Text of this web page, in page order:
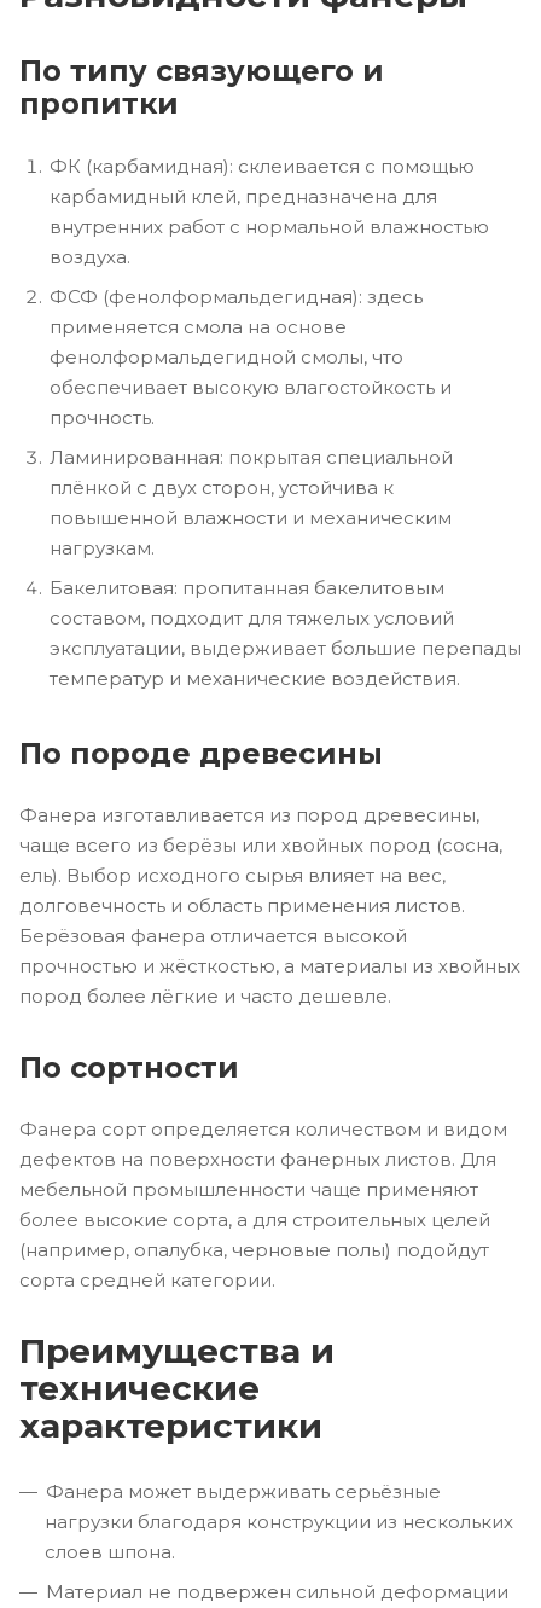
По типу связующего и
пропитки
ФК (карбамидная): склеивается с помощью
карбамидный клей, предназначена для
внутренних работ с нормальной влажностью
воздуха.
ФСФ (фенолформальдегидная): здесь
применяется смола на основе
фенолформальдегидной смолы, что
обеспечивает высокую влагостойкость и
прочность.
Ламинированная: покрытая специальной
плёнкой с двух сторон, устойчива к
повышенной влажности и механическим
нагрузкам.
Бакелитовая: пропитанная бакелитовым
составом, подходит для тяжелых условий
эксплуатации, выдерживает большие перепады
температур и механические воздействия.
По породе древесины
Фанера изготавливается из пород древесины,
чаще всего из берёзы или хвойных пород (сосна,
ель). Выбор исходного сырья влияет на вес,
долговечность и область применения листов.
Берёзовая фанера отличается высокой
прочностью и жёсткостью, а материалы из хвойных
пород более лёгкие и часто дешевле.
По сортности
Фанера сорт определяется количеством и видом
дефектов на поверхности фанерных листов. Для
мебельной промышленности чаще применяют
более высокие сорта, а для строительных целей
(например, опалубка, черновые полы) подойдут
сорта средней категории.
Преимущества и
технические
характеристики
Фанера может выдерживать серьёзные
нагрузки благодаря конструкции из нескольких
слоев шпона.
Материал не подвержен сильной деформации